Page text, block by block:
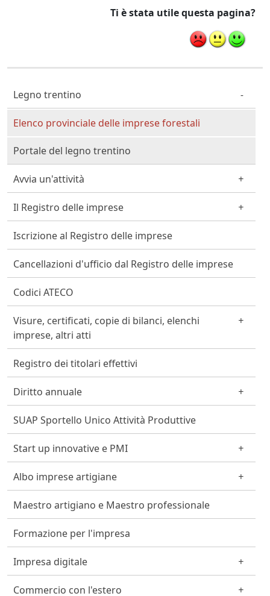
Ti è stata utile questa pagina?
Cittadino Professionista Imprenditore
Legno trentino
Elenco provinciale delle imprese forestali
Portale del legno trentino
Avvia un'attività
Il Registro delle imprese
Iscrizione al Registro delle imprese
Cancellazioni d'ufficio dal Registro delle imprese
Codici ATECO
Visure, certificati, copie di bilanci, elenchi
imprese, altri atti
Registro dei titolari effettivi
Diritto annuale
SUAP Sportello Unico Attività Produttive
Start up innovative e PMI
Albo imprese artigiane
Maestro artigiano e Maestro professionale
Formazione per l'impresa
Impresa digitale
Commercio con l'estero